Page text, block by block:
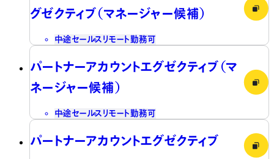
グゼクティブ（マネージャー候補）
中途セールス リモート勤務可
パートナーアカウントエグゼクティブ（マ
ネージャー候補）
中途セールス リモート勤務可
パートナーアカウントエグゼクティブ